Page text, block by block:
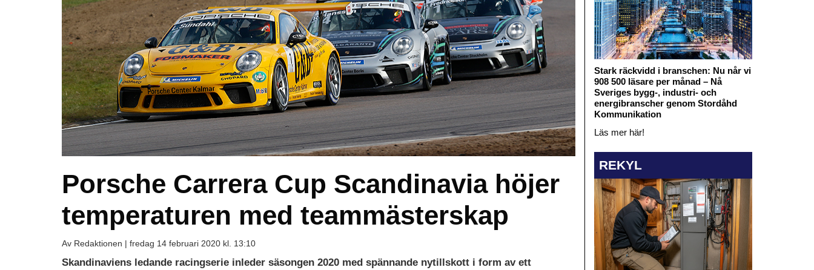
Porsche Carrera Cup Scandinavia höjer
temperaturen med teammästerskap
Av Redaktionen | fredag 14 februari 2020 kl. 13:10
Skandinaviens ledande racingserie inleder säsongen 2020 med spännande nytillskott i form av ett
Stark räckvidd i branschen: Nu når vi
908 500 läsare per månad – Nå
Sveriges bygg-, industri- och
energibranscher genom Stordåhd
Kommunikation
Läs mer här!
REKYL